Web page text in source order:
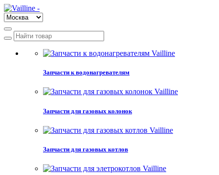
Запчасти к водонагревателям
Запчасти для газовых колонок
Запчасти для газовых котлов